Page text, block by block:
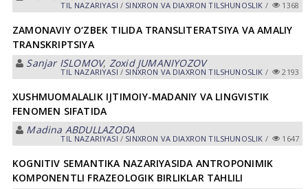
TIL NАZАRIYASI / SINXRON VА DIАXRON TILSHUNOSLIK / 1368
ZAMONAVIY O‘ZBEK TILIDA TRANSLITERATSIYA VA AMALIY
TRANSKRIPTSIYA
Sanjar ISLOMOV, Zoxid JUMANIYOZOV
TIL NАZАRIYASI / SINXRON VА DIАXRON TILSHUNOSLIK / 2193
XUSHMUOMALALIK IJTIMOIY-MADANIY VA LINGVISTIK
FENOMEN SIFATIDA
Madina ABDULLAZODA
TIL NАZАRIYASI / SINXRON VА DIАXRON TILSHUNOSLIK / 1647
KOGNITIV SEMANTIKA NAZARIYASIDA ANTROPONIMIK
KOMPONENTLI FRAZEOLOGIK BIRLIKLAR TAHLILI